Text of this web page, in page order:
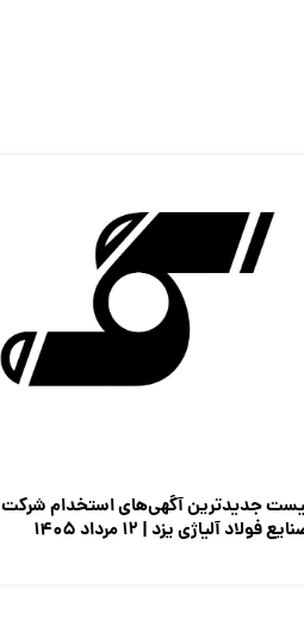
جدیدترین آگهی‌های استخدام شرکت
فولاد آلیاژی یزد | ۱۲ مرداد ۱۴۰۵